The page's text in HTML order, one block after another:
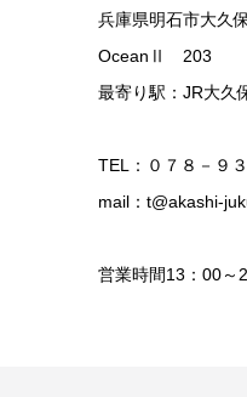
兵庫県明石市大久
OceanⅡ 203
最寄り駅：JR大久
TEL：０７８－９
mail：t@akashi-
営業時間13：00～